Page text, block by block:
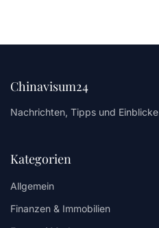
Chinavisum24
Nachrichten, Tipps und Einblicke
Kategorien
Allgemein
Finanzen & Immobilien